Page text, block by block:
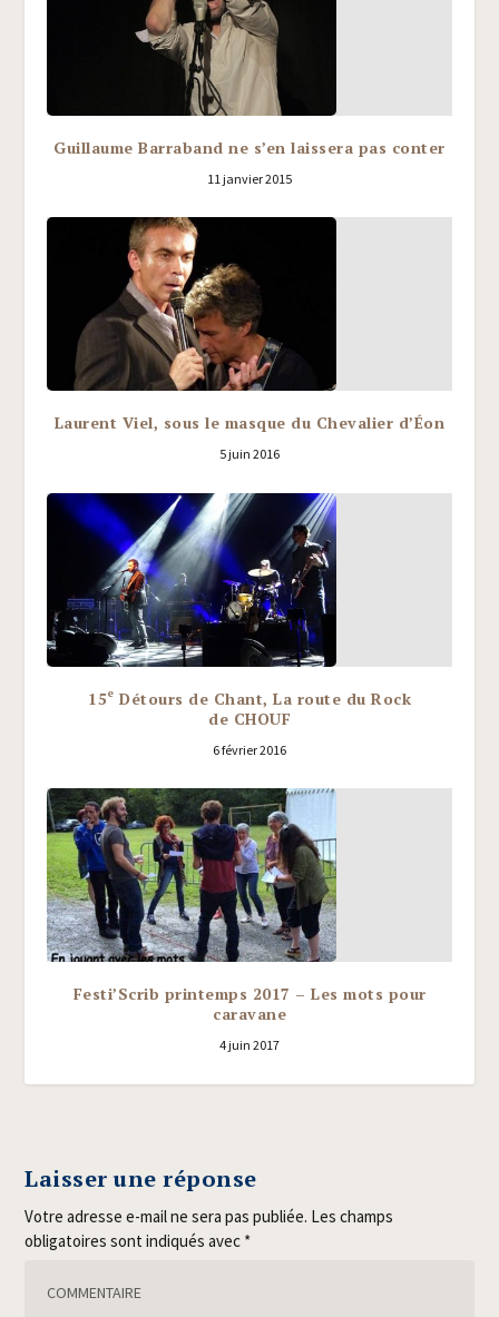
Guillaume Barraband ne s’en laissera pas conter
11 janvier 2015
Laurent Viel, sous le masque du Chevalier d’Éon
5 juin 2016
15e Détours de Chant, La route du Rock
de CHOUF
6 février 2016
Festi’Scrib printemps 2017 – Les mots pour
caravane
4 juin 2017
Laisser une réponse
Votre adresse e-mail ne sera pas publiée. Les champs
obligatoires sont indiqués avec *